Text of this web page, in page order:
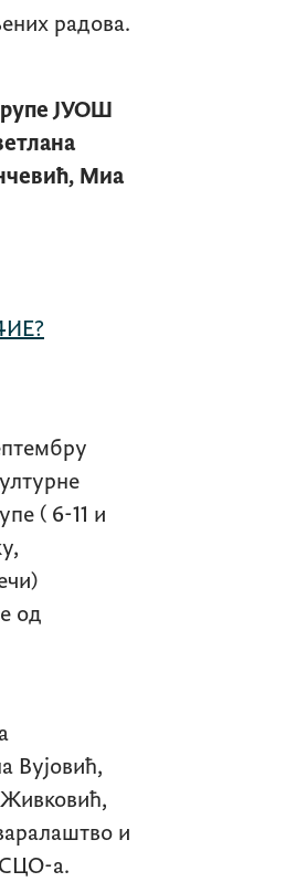
радова.
ЈУОШ
Миа
( 6-11 и
од
Вујовић,
и
а.